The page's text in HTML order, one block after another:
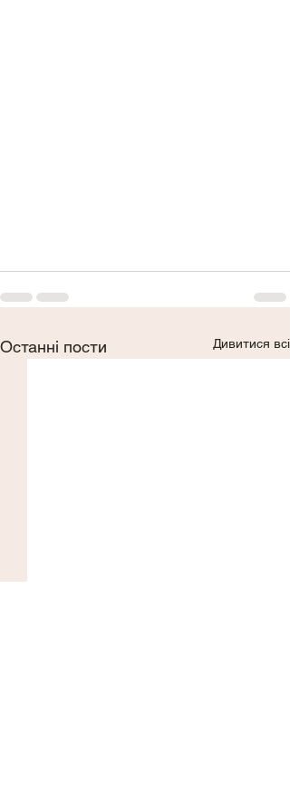
Останні пости Дивитися всі